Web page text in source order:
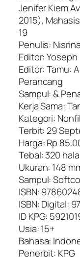
Jenifer Kiem
2015),
19
Penulis:
Editor: Yoseph
Editor: Tamu:
Perancang
Sampul: &
Kerja Sama:
Kategori:
Terbit: 29
Harga: Rp
Tebal: 320
Ukuran: 148
Sampul:
ISBN:
ISBN: Digital:
ID KPG:
Usia: 15+
Bahasa:
Penerbit: KPG